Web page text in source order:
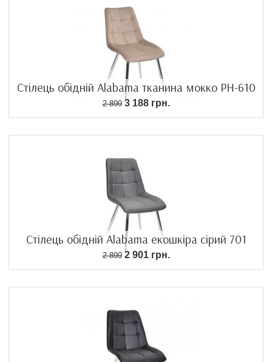
Стілець обідній Alabama тканина мокко PH-610
2 8993 188 грн.
Стілець обідній Alabama екошкіра сірий 701
2 8992 901 грн.